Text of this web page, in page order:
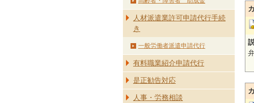
人材派遣業許可申請代行手続
き
一般労働者派遣申請代行
有料職業紹介申請代行
是正勧告対応
人事・労務相談